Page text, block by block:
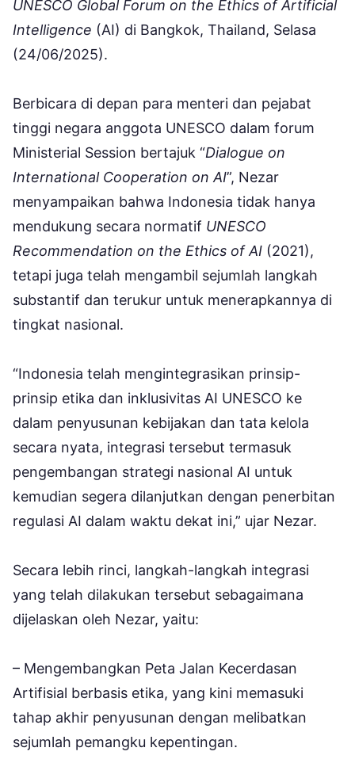
UNESCO Global Forum on the Ethics of Artificial
Intelligence (AI) di Bangkok, Thailand, Selasa
(24/06/2025).
Berbicara di depan para menteri dan pejabat
tinggi negara anggota UNESCO dalam forum
Ministerial Session bertajuk “Dialogue on
International Cooperation on AI”, Nezar
menyampaikan bahwa Indonesia tidak hanya
mendukung secara normatif UNESCO
Recommendation on the Ethics of AI (2021),
tetapi juga telah mengambil sejumlah langkah
substantif dan terukur untuk menerapkannya di
tingkat nasional.
“Indonesia telah mengintegrasikan prinsip-
prinsip etika dan inklusivitas AI UNESCO ke
dalam penyusunan kebijakan dan tata kelola
secara nyata, integrasi tersebut termasuk
pengembangan strategi nasional AI untuk
kemudian segera dilanjutkan dengan penerbitan
regulasi AI dalam waktu dekat ini,” ujar Nezar.
Secara lebih rinci, langkah-langkah integrasi
yang telah dilakukan tersebut sebagaimana
dijelaskan oleh Nezar, yaitu:
– Mengembangkan Peta Jalan Kecerdasan
Artifisial berbasis etika, yang kini memasuki
tahap akhir penyusunan dengan melibatkan
sejumlah pemangku kepentingan.